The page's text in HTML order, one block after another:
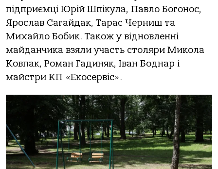
підприємці Юрій Шпікула, Павло Богонос,
Ярослав Сагайдак, Тарас Черниш та
Михайло Бобик. Також у відновленні
майданчика взяли участь столяри Микола
Ковпак, Роман Гадиняк, Іван Боднар і
майстри КП «Екосервіс».